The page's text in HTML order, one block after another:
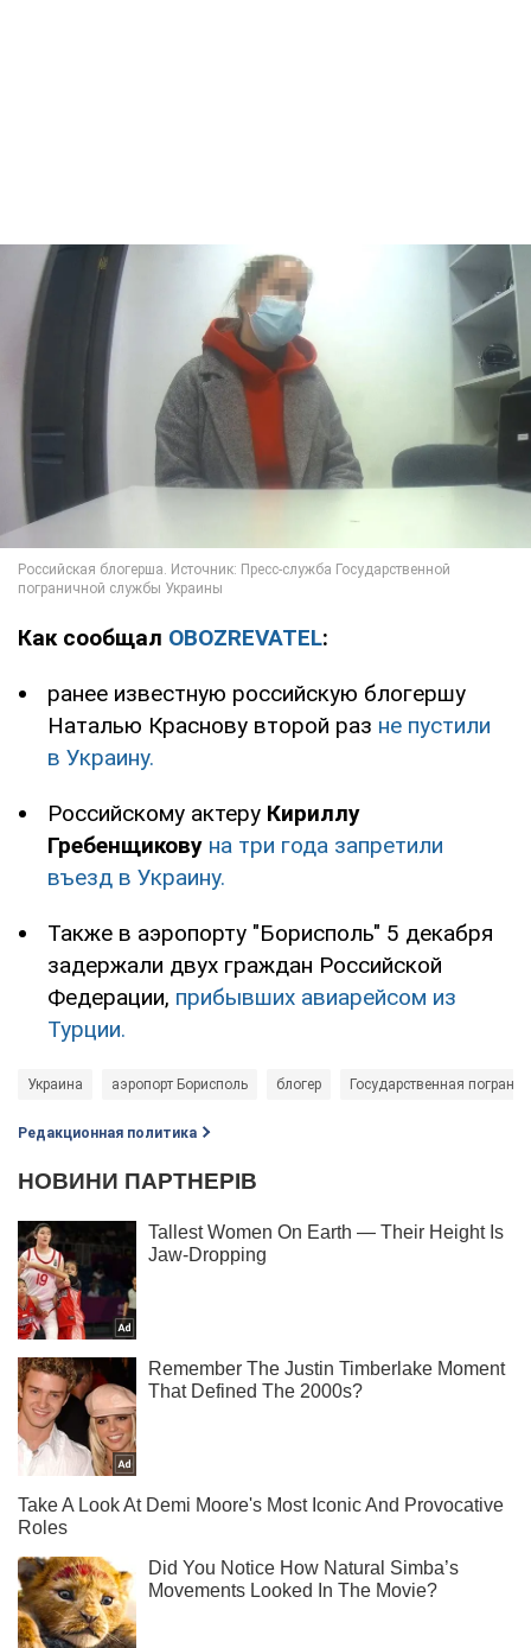
Как сообщал OBOZREVATEL:
ранее известную российскую блогершу
Наталью Краснову второй раз не пустили
в Украину.
Российскому актеру Кириллу
Гребенщикову на три года запретили
въезд в Украину.
Также в аэропорту "Борисполь" 5 декабря
задержали двух граждан Российской
Федерации, прибывших авиарейсом из
Турции.
Украина аэропорт Борисполь блогер Государственная
Редакционная политика